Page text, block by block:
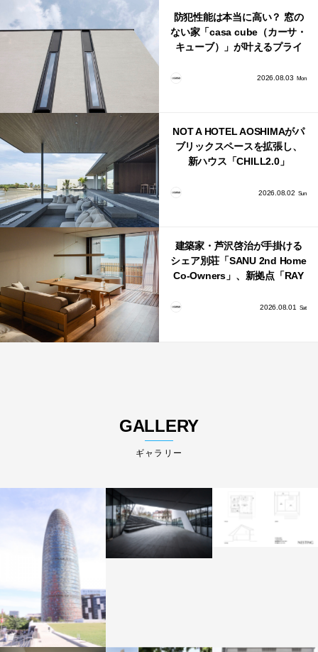
防犯性能は本当に高い？ 窓の
ない家「casa cube（カーサ・
キューブ）」が叶えるプライ
2026.08.03 Mon
NOT A HOTEL AOSHIMAがパ
ブリックスペースを拡張し、
新ハウス「CHILL2.0」
2026.08.02 Sun
建築家・芦沢啓治が手掛ける
シェア別荘「SANU 2nd Home
Co-Owners」、新拠点「RAY
2026.08.01 Sat
GALLERY
ギャラリー